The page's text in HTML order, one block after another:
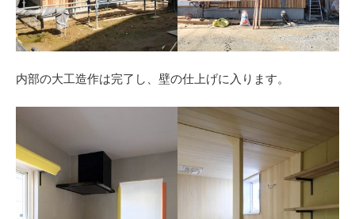
内部の大工造作は完了し、壁の仕上げに入ります。